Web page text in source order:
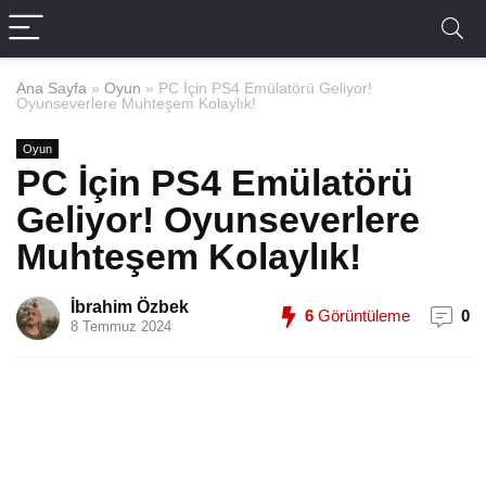
Ana Sayfa » Oyun » PC İçin PS4 Emülatörü Geliyor!
Oyunseverlere Muhteşem Kolaylık!
Oyun
PC İçin PS4 Emülatörü
Geliyor! Oyunseverlere
Muhteşem Kolaylık!
İbrahim Özbek
8 Temmuz 2024
6 Görüntüleme 0